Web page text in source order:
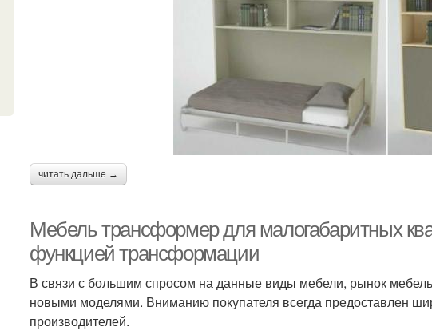
читать дальше →
Мебель трансформер для малогабаритных
функцией трансформации
В связи с большим спросом на данные виды мебели, рынок
новыми моделями. Вниманию покупателя всегда предоставлен
производителей.